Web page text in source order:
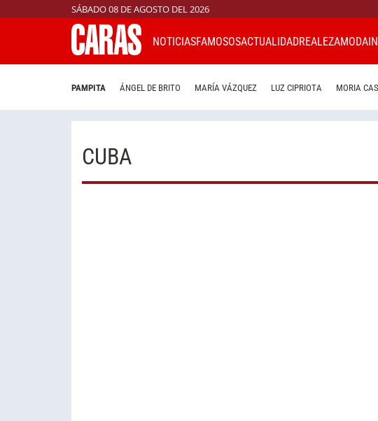
SÁBADO 08 DE AGOSTO DEL 2026
NOTICIASFAMOSOSACTUALIDADREALEZAMODA
PAMPITA ÁNGEL DE BRITO MARÍA VÁZQUEZ LUZ CIPRIOTA MORIA
CUBA